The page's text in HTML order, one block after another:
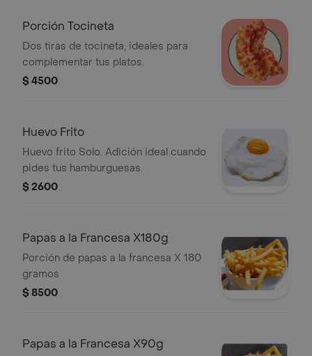
Porción Tocineta
Dos tiras de tocineta, ideales para
complementar tus platos.
$ 4500
Huevo Frito
Huevo frito Solo. Adición ideal cuando
pides tus hamburguesas.
$ 2600
Papas a la Francesa X180g
Porción de papas a la francesa X 180
gramos
$ 8500
Papas a la Francesa X90g